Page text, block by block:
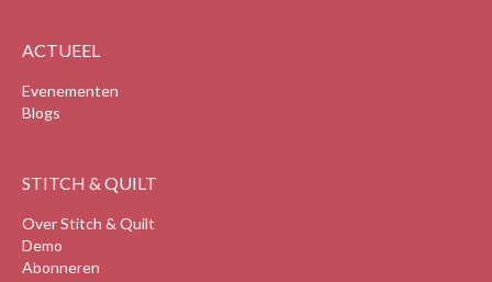
ACTUEEL
Evenementen
Blogs
STITCH & QUILT
Over Stitch & Quilt
Demo
Abonneren